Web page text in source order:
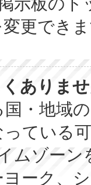
更でき
ありま
・地域
ている
ムゾー
ヨーク、